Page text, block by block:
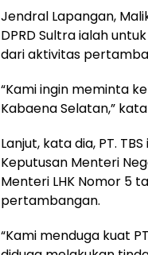
Jendral Lapangan,
DPRD Sultra ialah
dari aktivitas
“Kami ingin meminta
Kabaena Selatan,”
Lanjut, kata dia, PT.
Keputusan Menteri
Menteri LHK Nomor 5
pertambangan.
“Kami menduga kuat